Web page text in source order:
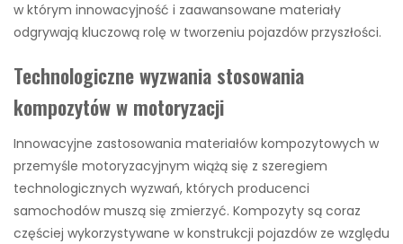
w którym innowacyjność i zaawansowane materiały
odgrywają kluczową rolę w tworzeniu pojazdów przyszłości.
Technologiczne wyzwania stosowania
kompozytów w motoryzacji
Innowacyjne zastosowania materiałów kompozytowych w
przemyśle motoryzacyjnym wiążą się z szeregiem
technologicznych wyzwań, których producenci
samochodów muszą się zmierzyć. Kompozyty są coraz
częściej wykorzystywane w konstrukcji pojazdów ze względu